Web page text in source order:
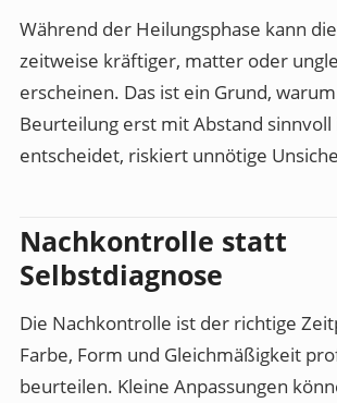
Während der Heilungsphase kann
zeitweise kräftiger, matter oder
erscheinen. Das ist ein Grund,
Beurteilung erst mit Abstand
entscheidet, riskiert unnötige
Nachkontrolle statt
Selbstdiagnose
Die Nachkontrolle ist der richtige
Farbe, Form und Gleichmäßigkeit
beurteilen. Kleine Anpassungen